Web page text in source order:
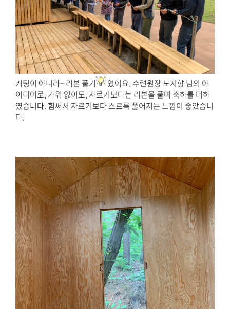
커팅이 아니라~ 리본 풀기
였어요. 수련원장 노지향 님의 아
이디어로, 가위 없이도, 자르기보다는 리본을 풀며 축하를 더하
였습니다. 힘써서 자르기보다 스르륵 풀어지는 느낌이 좋았습니
다.